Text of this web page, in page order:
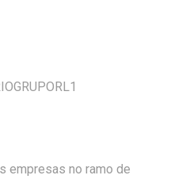
empresas no ramo de